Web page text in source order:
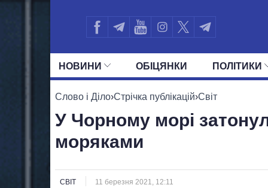
НОВИНИ ОБIЦЯНКИ ПОЛIТИКИ
УСІ ПОЛІТИКИ ПРЕЗИДЕНТ І ОФІС
Слово і Діло›Стрічка публікацій›Світ
У Чорному морі
моряками
СВІТ 11 березня 2021, 12:11